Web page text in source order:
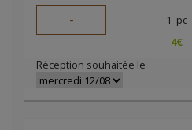
- 1 pc
4€
Réception souhaitée le